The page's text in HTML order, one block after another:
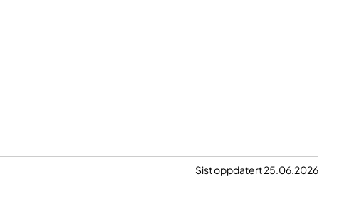
Sist oppdatert 25.06.2026